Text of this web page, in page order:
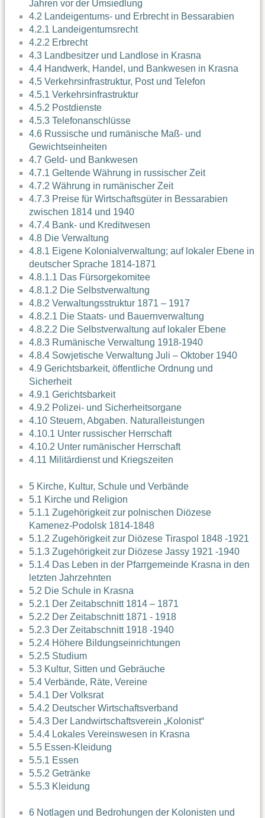
Jahren vor der Umsiedlung
4.2 Landeigentums- und Erbrecht in Bessarabien
4.2.1 Landeigentumsrecht
4.2.2 Erbrecht
4.3 Landbesitzer und Landlose in Krasna
4.4 Handwerk, Handel, und Bankwesen in Krasna
4.5 Verkehrsinfrastruktur, Post und Telefon
4.5.1 Verkehrsinfrastruktur
4.5.2 Postdienste
4.5.3 Telefonanschlüsse
4.6 Russische und rumänische Maß- und
Gewichtseinheiten
4.7 Geld- und Bankwesen
4.7.1 Geltende Währung in russischer Zeit
4.7.2 Währung in rumänischer Zeit
4.7.3 Preise für Wirtschaftsgüter in Bessarabien
zwischen 1814 und 1940
4.7.4 Bank- und Kreditwesen
4.8 Die Verwaltung
4.8.1 Eigene Kolonialverwaltung; auf lokaler Ebene in
deutscher Sprache 1814-1871
4.8.1.1 Das Fürsorgekomitee
4.8.1.2 Die Selbstverwaltung
4.8.2 Verwaltungsstruktur 1871 – 1917
4.8.2.1 Die Staats- und Bauernverwaltung
4.8.2.2 Die Selbstverwaltung auf lokaler Ebene
4.8.3 Rumänische Verwaltung 1918-1940
4.8.4 Sowjetische Verwaltung Juli – Oktober 1940
4.9 Gerichtsbarkeit, öffentliche Ordnung und
Sicherheit
4.9.1 Gerichtsbarkeit
4.9.2 Polizei- und Sicherheitsorgane
4.10 Steuern, Abgaben. Naturalleistungen
4.10.1 Unter russischer Herrschaft
4.10.2 Unter rumänischer Herrschaft
4.11 Militärdienst und Kriegszeiten
5 Kirche, Kultur, Schule und Verbände
5.1 Kirche und Religion
5.1.1 Zugehörigkeit zur polnischen Diözese
Kamenez-Podolsk 1814-1848
5.1.2 Zugehörigkeit zur Diözese Tiraspol 1848 -1921
5.1.3 Zugehörigkeit zur Diözese Jassy 1921 -1940
5.1.4 Das Leben in der Pfarrgemeinde Krasna in den
letzten Jahrzehnten
5.2 Die Schule in Krasna
5.2.1 Der Zeitabschnitt 1814 – 1871
5.2.2 Der Zeitabschnitt 1871 - 1918
5.2.3 Der Zeitabschnitt 1918 -1940
5.2.4 Höhere Bildungseinrichtungen
5.2.5 Studium
5.3 Kultur, Sitten und Gebräuche
5.4 Verbände, Räte, Vereine
5.4.1 Der Volksrat
5.4.2 Deutscher Wirtschaftsverband
5.4.3 Der Landwirtschaftsverein „Kolonist“
5.4.4 Lokales Vereinswesen in Krasna
5.5 Essen-Kleidung
5.5.1 Essen
5.5.2 Getränke
5.5.3 Kleidung
6 Notlagen und Bedrohungen der Kolonisten und